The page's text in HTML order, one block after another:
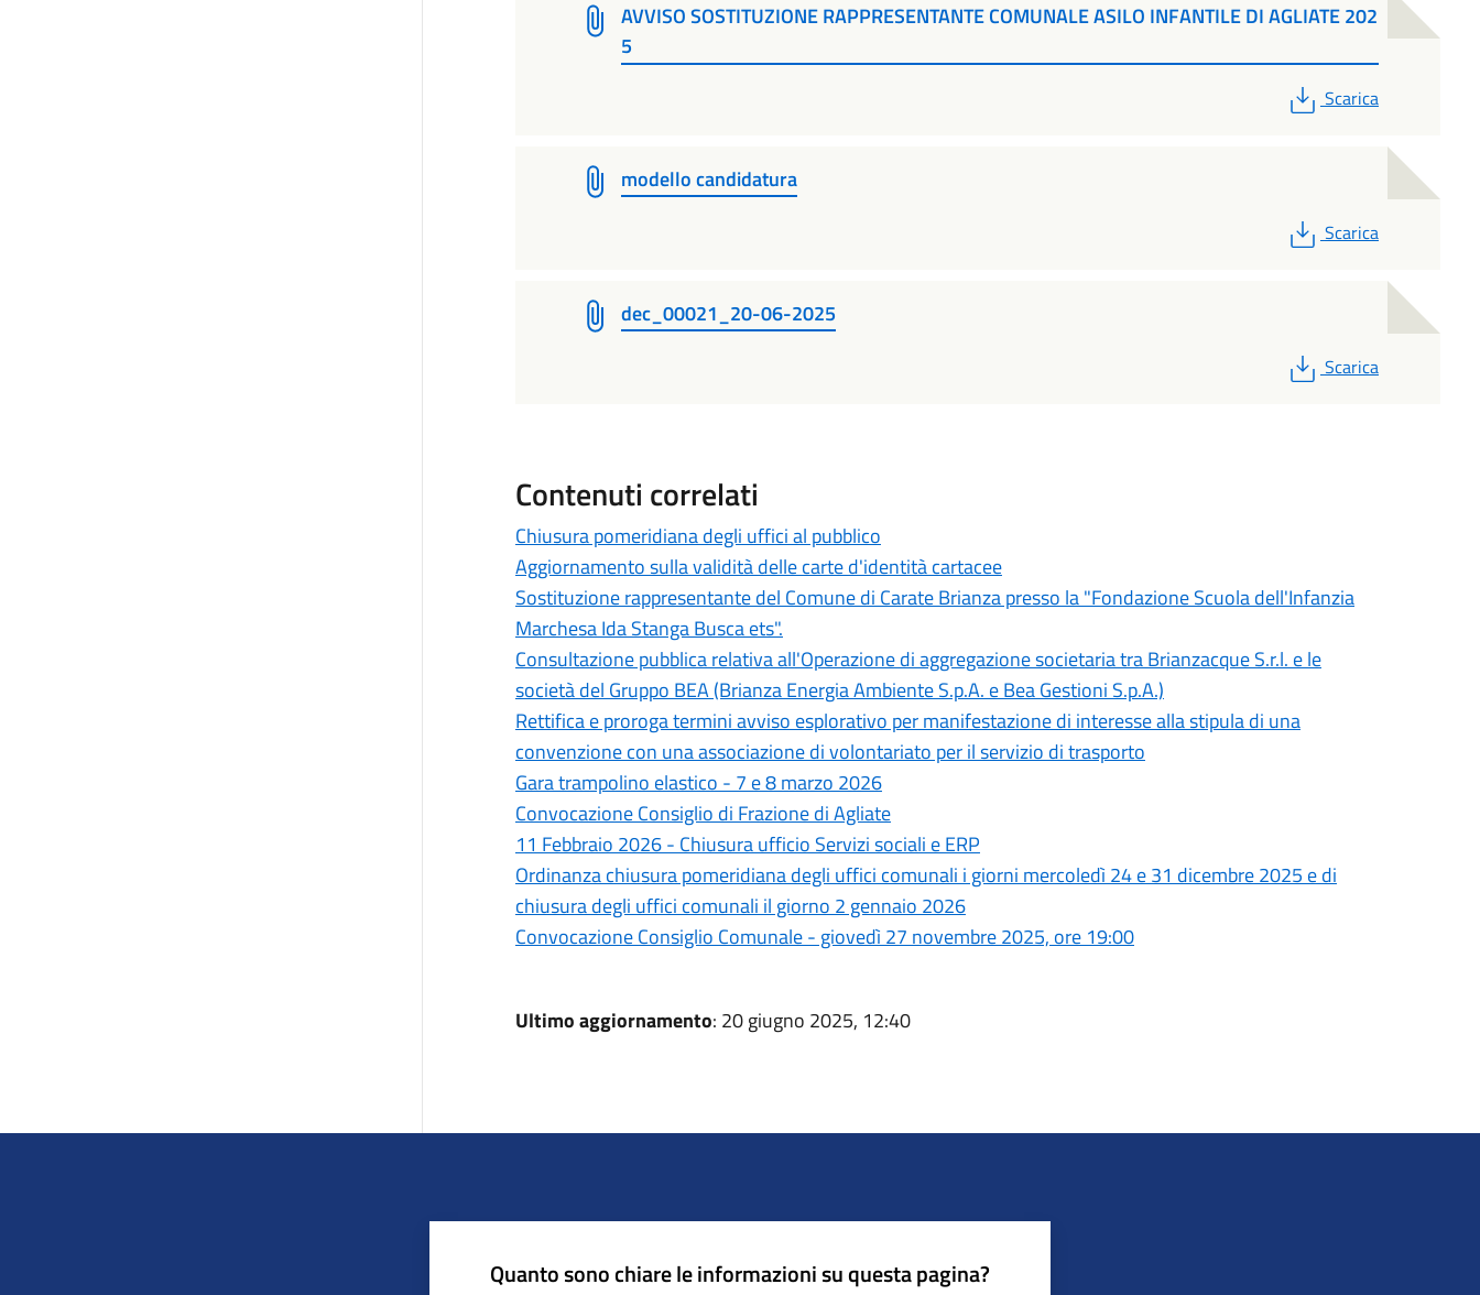
AVVISO SOSTITUZIONE RAPPRESENTANTE COMUNALE ASILO INFANTILE DI AGLIATE 202
5
PDF
Scarica
modello candidatura
PDF
Scarica
dec_00021_20-06-2025
PDF
Scarica
Contenuti correlati
Chiusura pomeridiana degli uffici al pubblico
Aggiornamento sulla validità delle carte d'identità cartacee
Sostituzione rappresentante del Comune di Carate Brianza presso la "Fondazione Scuola dell'Infanzia
Marchesa Ida Stanga Busca ets".
Consultazione pubblica relativa all'Operazione di aggregazione societaria tra Brianzacque S.r.l. e le
società del Gruppo BEA (Brianza Energia Ambiente S.p.A. e Bea Gestioni S.p.A.)
Rettifica e proroga termini avviso esplorativo per manifestazione di interesse alla stipula di una
convenzione con una associazione di volontariato per il servizio di trasporto
Gara trampolino elastico - 7 e 8 marzo 2026
Convocazione Consiglio di Frazione di Agliate
11 Febbraio 2026 - Chiusura ufficio Servizi sociali e ERP
Ordinanza chiusura pomeridiana degli uffici comunali i giorni mercoledì 24 e 31 dicembre 2025 e di
chiusura degli uffici comunali il giorno 2 gennaio 2026
Convocazione Consiglio Comunale - giovedì 27 novembre 2025, ore 19:00
Ultimo aggiornamento: 20 giugno 2025, 12:40
Quanto sono chiare le informazioni su questa pagina?